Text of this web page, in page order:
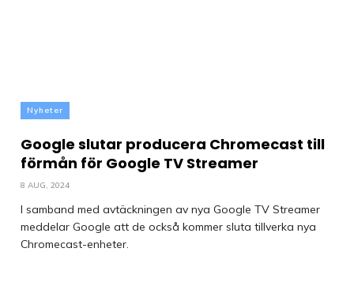
Nyheter
Google slutar producera Chromecast till
förmån för Google TV Streamer
8 AUG, 2024
I samband med avtäckningen av nya Google TV Streamer
meddelar Google att de också kommer sluta tillverka nya
Chromecast-enheter.